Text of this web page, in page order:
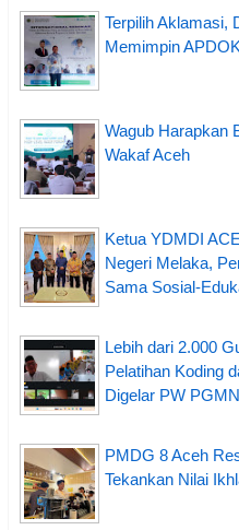
Terpilih Aklamasi,
Memimpin
Wagub Harapkan
Wakaf Aceh
Ketua YDMDI
Negeri Melaka,
Sama Sosial-
Lebih dari 2.000
Pelatihan Koding
Digelar PW
PMDG 8 Aceh
Tekankan Nilai